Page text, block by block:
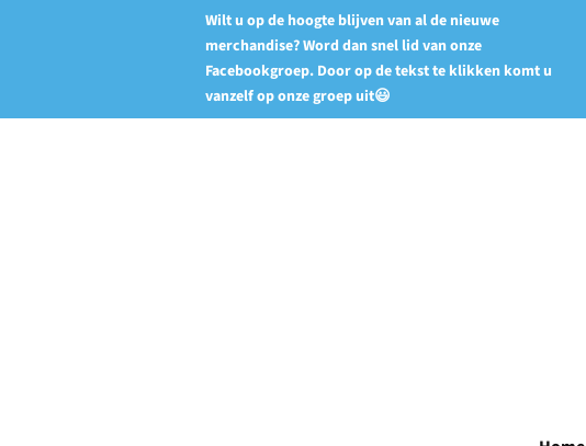
Wilt u op de hoogte blijven van al de nieuwe
merchandise? Word dan snel lid van onze
Facebookgroep. Door op de tekst te klikken komt u
vanzelf op onze groep uit😃